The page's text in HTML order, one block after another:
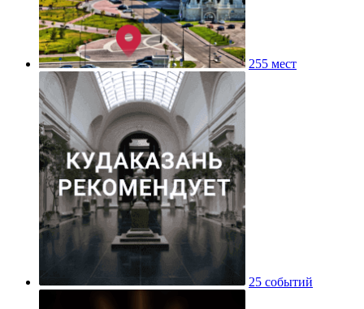
255 мест
25 событий